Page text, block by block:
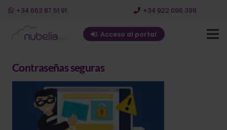
+34 663 87 51 91 +34 922 096 398
Acceso al portal
Contraseñas seguras